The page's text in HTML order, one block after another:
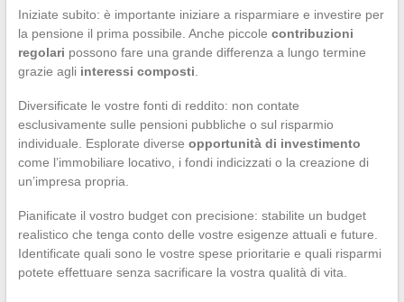
Iniziate subito: è importante iniziare a risparmiare e investire per
la pensione il prima possibile. Anche piccole contribuzioni
regolari possono fare una grande differenza a lungo termine
grazie agli interessi composti
Diversificate le vostre fonti di reddito: non contate
esclusivamente sulle pensioni pubbliche o sul risparmio
individuale. Esplorate diverse opportunità di investimento
come l’immobiliare locativo, i fondi indicizzati o la creazione di
un’impresa propria.
Pianificate il vostro budget con precisione: stabilite un budget
realistico che tenga conto delle vostre esigenze attuali e future.
Identificate quali sono le vostre spese prioritarie e quali risparmi
potete effettuare senza sacrificare la vostra qualità di vita.